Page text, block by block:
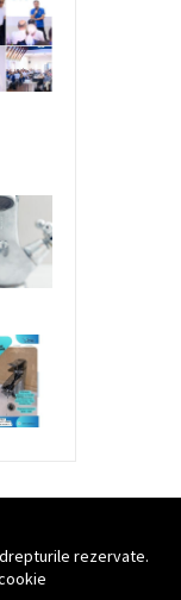
drepturile rezervate.